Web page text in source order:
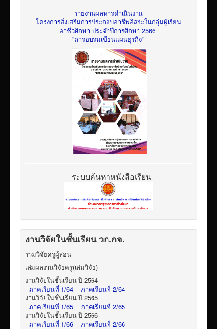
รายงานผลหารดำเนินงาน
โครงการสิ่งเสริมการประกอบอาชีพอิสระในกลุ่มผู้เรียน
อาชีวศึกษา ประจำปีการศึกษา 2566
"การอบรมเขียนแผนธุรกิจ"
ระบบค้นหาหนังสือเรียน
งานวิจัยในชั้นเรียน วก.กจ.
รวมวิจัยครูผู้สอน
เล่มผลงานวิจัยครู(เล่มวิจัย)
งานวิจัยในชั้นเรียน ปี 2564
ภาคเรียนที่ 1/64
ภาคเรียนที่ 2/64
งานวิจัยในชั้นเรียน ปี 2565
ภาคเรียนที่ 1/65
ภาคเรียนที่ 2/65
งานวิจัยในชั้นเรียน ปี 2566
ภาคเรียนที่ 1/66
ภาคเรียนที่ 2/66